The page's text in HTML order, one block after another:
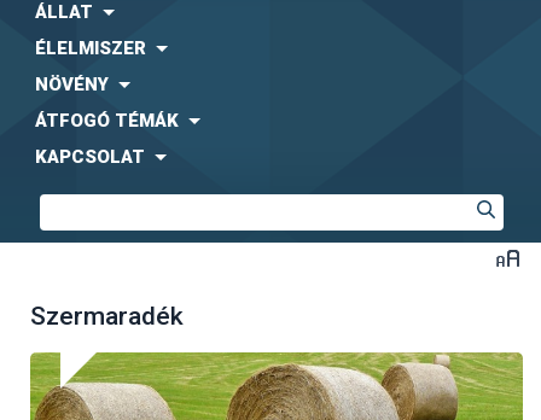
ÁLLAT
ÉLELMISZER
NÖVÉNY
ÁTFOGÓ TÉMÁK
KAPCSOLAT
Szermaradék